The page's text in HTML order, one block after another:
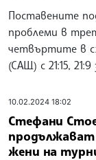
Поставените
проблеми в
четвъртите в
(САЩ) с 21:15,
10.02.2024 18:02
Стефани
продължават
жени на